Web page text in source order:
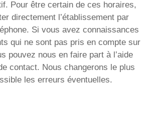
Pour être certain de ces horaires,
directement l’établissement par
Si vous avez connaissances
qui ne sont pas pris en compte sur
pouvez nous en faire part à l’aide
contact. Nous changerons le plus
les erreurs éventuelles.